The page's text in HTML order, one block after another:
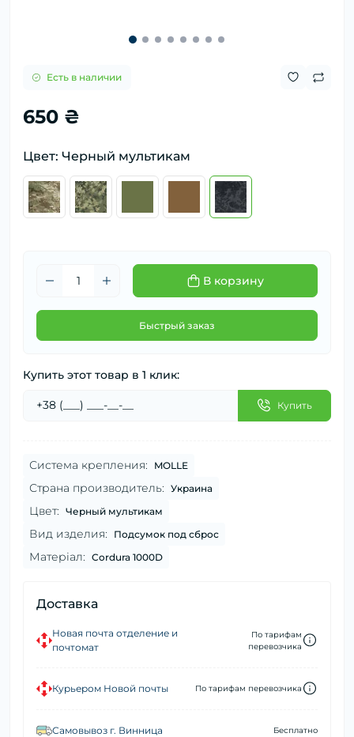
Есть в наличии
650 ₴
Цвет: Черный мультикам
В корзину
Быстрый заказ
Купить этот товар в 1 клик:
Купить
Система крепления: MOLLE
Страна производитель: Украина
Цвет: Черный мультикам
Вид изделия: Подсумок под сброс
Матеріал: Cordura 1000D
Доставка
Новая почта отделение и
почтомат
По тарифам
перевозчика
Курьером Новой почты По тарифам перевозчика
Самовывоз г. Винница Бесплатно